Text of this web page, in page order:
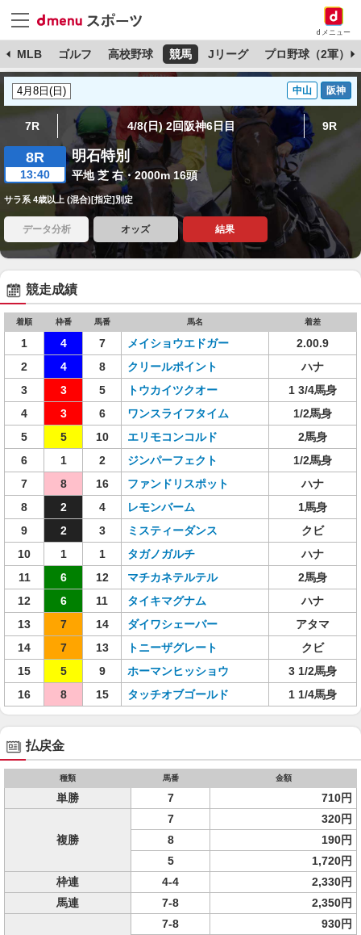
dメニュー
MLB ゴルフ 高校野球 競馬 Jリーグ プロ野球（2軍）
中山 阪神
7R 4/8(日) 2回阪神6日目 9R
8R
13:40
明石特別
平地 芝 右・2000m 16頭
サラ系 4歳以上 (混合)[指定]別定
データ分析 オッズ 結果
競走成績
着順 枠番 馬番 馬名 着差
1 4 7 メイショウエドガー
2.00.9
2
4 8 クリールポイント
ハナ
3
3 5 トウカイツクオー
1 3/4馬身
4
3 6 ワンスライフタイム
1/2馬身
5
5 10 エリモコンコルド
2馬身
6
1 2 ジンパーフェクト
1/2馬身
7
8 16 ファンドリスポット
ハナ
8
2 4 レモンバーム
1馬身
9
2 3 ミスティーダンス
クビ
10
1 1 タガノガルチ
ハナ
11
6 12 マチカネテルテル
2馬身
12
6 11 タイキマグナム
ハナ
13
7 14 ダイワシェーバー
アタマ
14
7 13 トニーザグレート
クビ
15
5 9 ホーマンヒッショウ
3 1/2馬身
16
8 15 タッチオブゴールド 1 1/4馬身
払戻金
種類 馬番 金額
単勝 7 710円
複勝
7
320円
8
190円
5
1,720円
枠連
4-4
2,330円
馬連
7-8 2,350円
7-8
930円